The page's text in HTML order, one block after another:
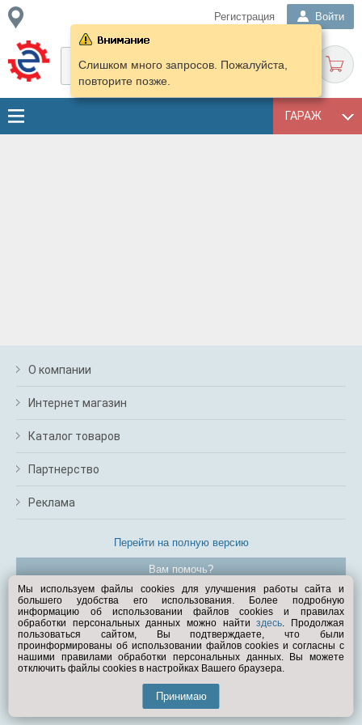
Регистрация Войти
ГАРАЖ
Слишком много запросов. Пожалуйста,
повторите позже.
О компании
Интернет магазин
Каталог товаров
Партнерство
Реклама
Перейти на полную версию
Вам помочь?
© Exist.ru 1998—2026
Мы используем файлы cookies для улучшения работы сайта и
большего удобства его использования. Более подробную
информацию об использовании файлов cookies и правилах
обработки персональных данных можно найтиздесь. Продолжая
пользоваться сайтом, Вы подтверждаете, что были
проинформированы об использовании файлов cookies и согласны с
нашими правилами обработки персональных данных. Вы можете
отключить файлы cookies в настройках Вашего браузера.
Принимаю